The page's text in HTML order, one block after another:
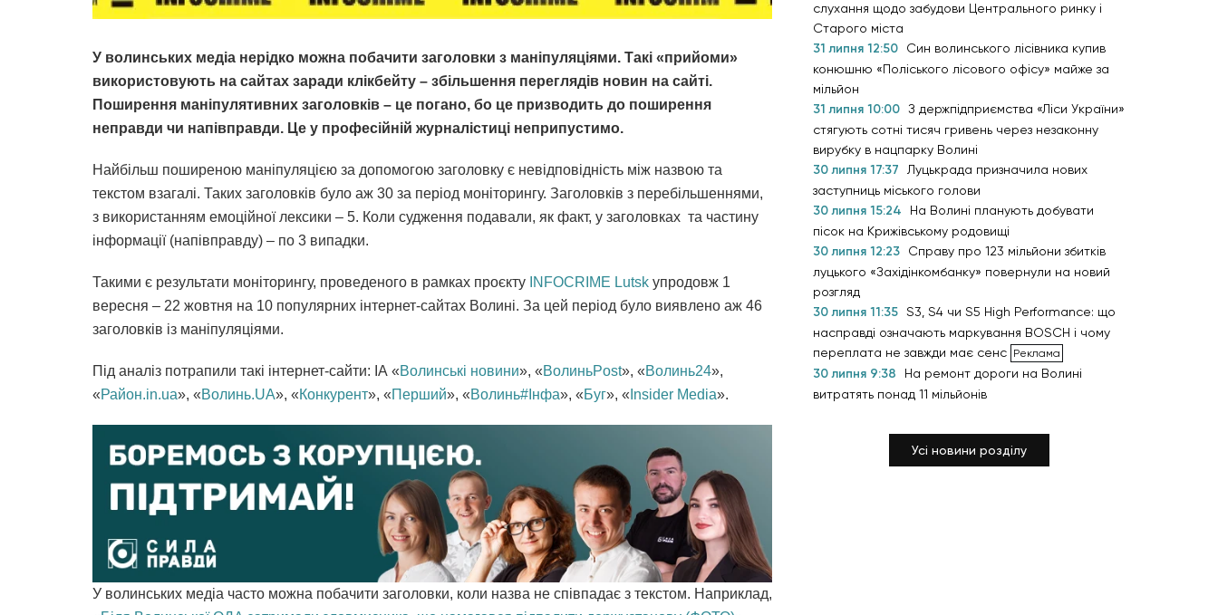
У волинських медіа нерідко можна побачити заголовки з маніпуляціями. Такі «прийоми»
використовують на сайтах заради клікбейту – збільшення переглядів новин на сайті.
Поширення маніпулятивних заголовків – це погано, бо це призводить до поширення
неправди чи напівправди. Це у професійній журналістиці неприпустимо.
Найбільш поширеною маніпуляцією за допомогою заголовку є невідповідність між назвою та
текстом взагалі. Таких заголовків було аж 30 за період моніторингу. Заголовків з перебільшеннями,
з використанням емоційної лексики – 5. Коли судження подавали, як факт, у заголовках та частину
інформації (напівправду) – по 3 випадки.
Такими є результати моніторингу, проведеного в рамках проєкту INFOCRIME Lutsk упродовж 1
вересня – 22 жовтня на 10 популярних інтернет-сайтах Волині. За цей період було виявлено аж 46
заголовків із маніпуляціями.
Під аналіз потрапили такі інтернет-сайти: ІА «Волинські новини», «ВолиньPost», «Волинь24»,
«Район.in.ua», «Волинь.UA», «Конкурент», «Перший», «Волинь#Інфа», «Буг», « Insider Media».
У волинських медіа часто можна побачити заголовки, коли назва не співпадає з текстом. Наприклад,
слухання щодо забудови Центрального ринку і
Старого міста
31 липня 12:50
Син волинського лісівника купив
конюшню «Поліського лісового офісу» майже за
мільйон
31 липня 10:00 З держпідприємства «Ліси України»
стягують сотні тисяч гривень через незаконну
вирубку в нацпарку Волині
30 липня 17:37
Луцькрада призначила нових
заступниць міського голови
30 липня 15:24
На Волині планують добувати
пісок на Крижівському родовищі
30 липня 12:23
Справу про 123 мільйони збитків
луцького «Західінкомбанку» повернули на новий
розгляд
30 липня 11:35 S3, S4 чи S5 High Performance: що
насправді означають маркування BOSCH і чому
переплата не завжди має сенс
30 липня 9:38
На ремонт дороги на Волині
витратять понад 11 мільйонів
Усі новини розділу